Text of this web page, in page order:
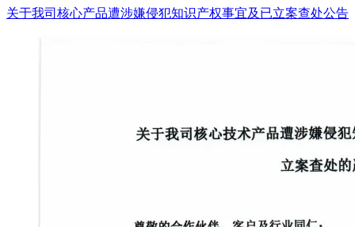
关于我司核心产品遭涉嫌侵犯知识产权事宜及已立案查处公告